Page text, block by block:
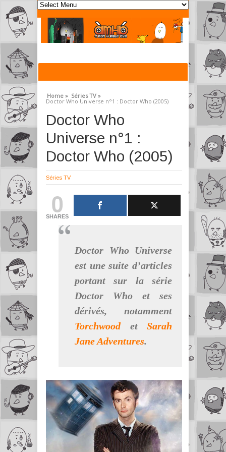
Home » Séries TV »
Doctor Who Universe n°1 : Doctor Who (2005)
Doctor Who
Universe n°1 :
Doctor Who (2005)
Séries TV
0
SHARES
Doctor Who Universe
est une suite d’articles
portant sur la série
Doctor Who et ses
dérivés, notamment
Torchwood et Sarah
Jane Adventures.